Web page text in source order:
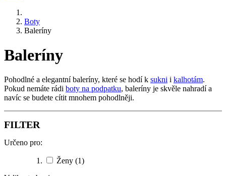
Boty
Baleríny
Baleríny
Pohodlné a elegantní baleríny, které se hodí k sukni i kalhotám.
Pokud nemáte rádi boty na podpatku, baleríny je skvěle nahradí a
navíc se budete cítit mnohem pohodlněji.
FILTER
Určeno pro:
Ženy (1)